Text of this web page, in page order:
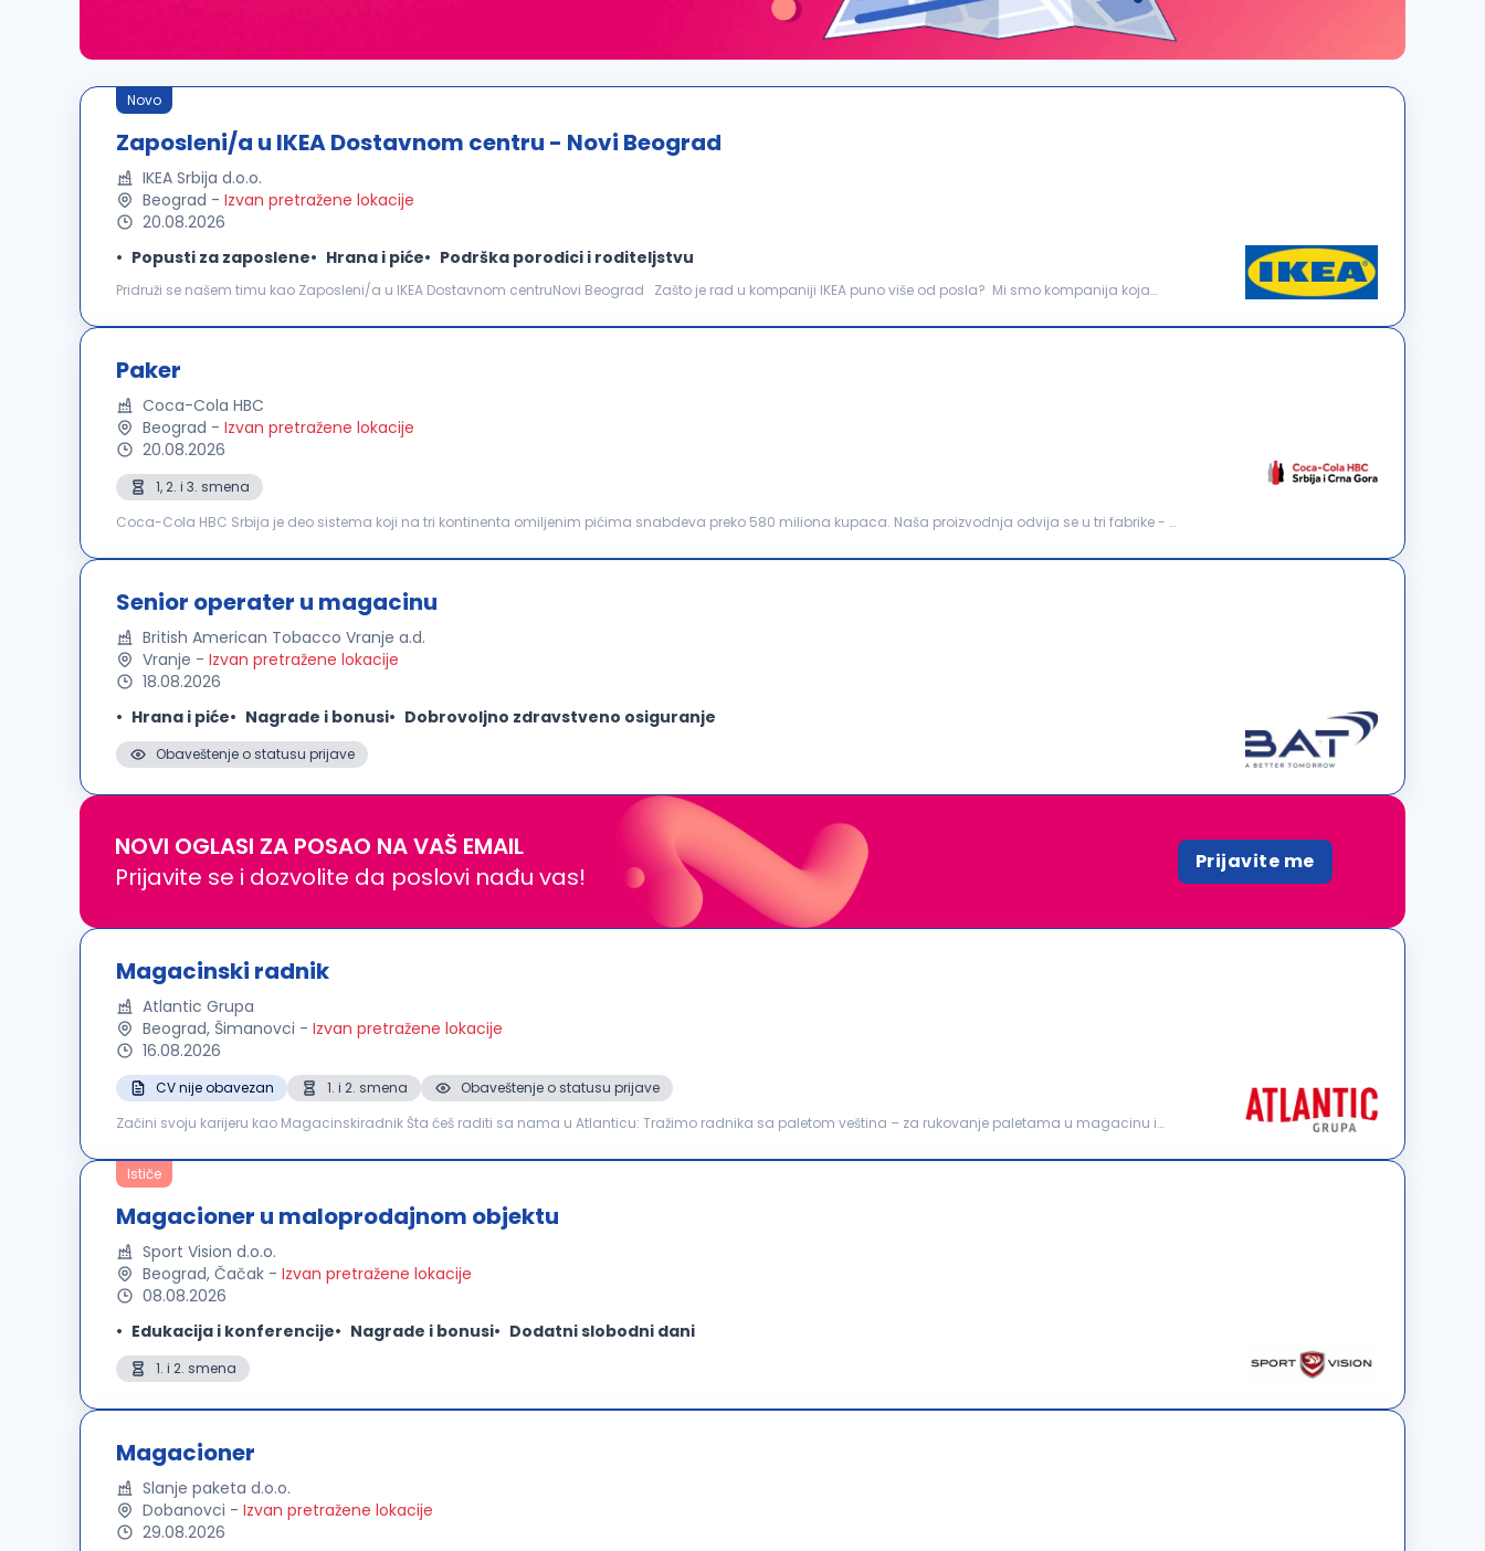
Novo
Zaposleni/a u IKEA Dostavnom centru - Novi Beograd
IKEA Srbija d.o.o.
Beograd - Izvan pretražene lokacije
20.08.2026
Popusti za zaposlene
Hrana i piće Podrška porodici i roditeljstvu
Pridruži se našem timu kao Zaposleni/a u IKEA Dostavnom centruNovi Beograd Zašto je rad u kompaniji IKEA puno više od posla? Mi smo kompanija koja
Paker
Coca-Cola HBC
Beograd - Izvan pretražene lokacije
20.08.2026
1, 2. i 3. smena
Coca-Cola HBC Srbija je deo sistema koji na tri kontinenta omiljenim pićima snabdeva preko 580 miliona kupaca. Naša proizvodnja odvija se u tri fabrike - u
Senior operater u magacinu
British American Tobacco Vranje a.d.
Vranje - Izvan pretražene lokacije
18.08.2026
Hrana i piće
Nagrade i bonusi Dobrovoljno zdravstveno osiguranje
Obaveštenje o statusu prijave
NOVI OGLASI ZA POSAO NA VAŠ EMAIL
Prijavite se i dozvolite da poslovi nađu vas!
Prijavite me
Magacinski radnik
Atlantic Grupa
Beograd, Šimanovci - Izvan pretražene lokacije
16.08.2026
CV nije obavezan 1. i 2. smena
Obaveštenje o statusu prijave
Začini svoju karijeru kao Magacinskiradnik Šta ćeš raditi sa nama u Atlanticu: Tražimo radnika sa paletom veština – za rukovanje paletama u magacinu i
Ističe
Magacioner u maloprodajnom objektu
Sport Vision d.o.o.
Beograd, Čačak - Izvan pretražene lokacije
08.08.2026
Edukacija i konferencije
Nagrade i bonusi Dodatni slobodni dani
1. i 2. smena
Magacioner
Slanje paketa d.o.o.
Dobanovci - Izvan pretražene lokacije
29.08.2026